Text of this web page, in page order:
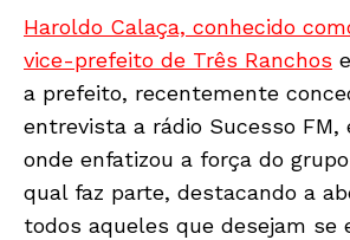
Haroldo Calaça, conhecido
vice-prefeito de Três Ranchos
a prefeito, recentemente
entrevista a rádio Sucesso FM,
onde enfatizou a força do
qual faz parte, destacando a
todos aqueles que desejam se